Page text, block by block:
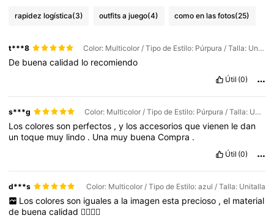
rapidez logística(3) outfits a juego(4) como en las fotos(25)
t***8 Color: Multicolor / Tipo de Estilo: Púrpura / Talla: Unitalla
De buenacalidad lo recomiendo
Útil (0)
s***g Color: Multicolor / Tipo de Estilo: Púrpura / Talla: Unitalla
Loscoloresson perfectos ,y losaccesoriosquevienen ledan
untoque muy lindo . Una muy buenaCompra .
Útil (0)
d***s Color: Multicolor / Tipo de Estilo: azul / Talla: Unitalla
Los colores son iguales a la imagen esta precioso , el material
de buenacalidad 👌🏻👌🏻